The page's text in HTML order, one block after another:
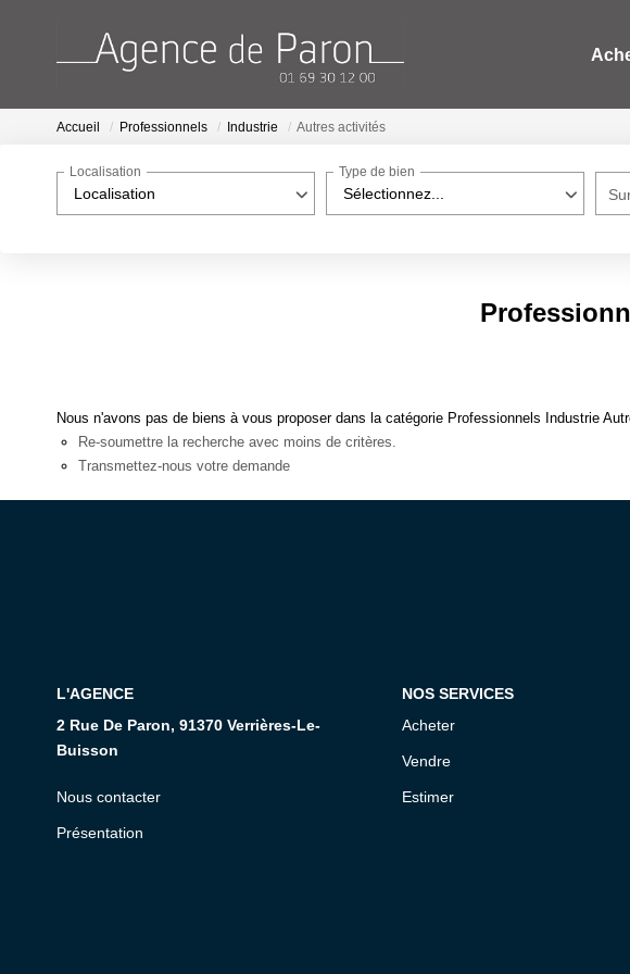
Accueil Professionnels Industrie Autres activités
Localisation
Localisation
Sélectionnez...
Type de bien
Nous n'avons pas de biens à vous proposer dans la catégorie Professionnels Industrie
Re-soumettre la recherche avec moins de critères.
Transmettez-nous votre demande
L'AGENCE
2 Rue De Paron, 91370 Verrières-Le-
Buisson
Nous contacter
Présentation
NOS SERVICES
Acheter
Vendre
Estimer